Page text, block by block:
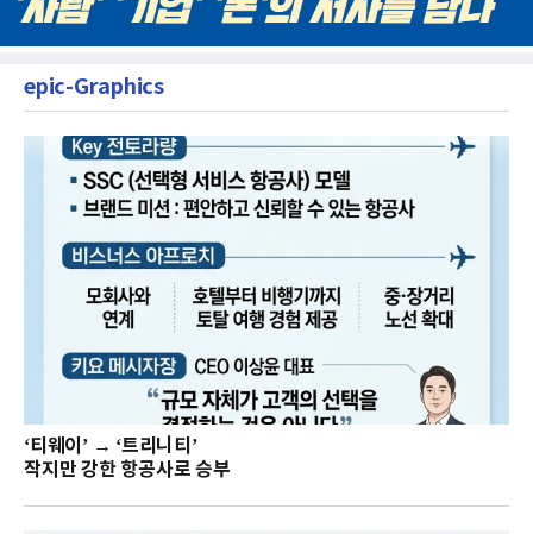
epic-Graphics
‘티웨이’ → ‘트리니티’
작지만 강한 항공사로 승부